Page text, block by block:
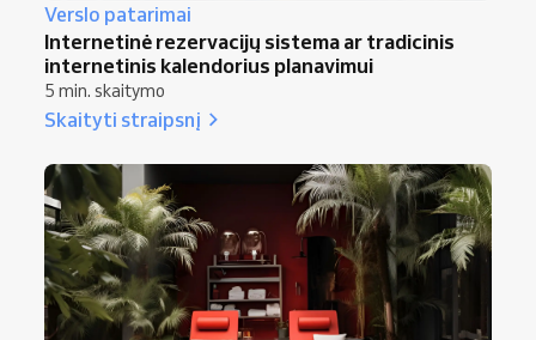
Verslo patarimai
Internetinė rezervacijų sistema ar tradicinis
internetinis kalendorius planavimui
5 min. skaitymo
Skaityti straipsnį